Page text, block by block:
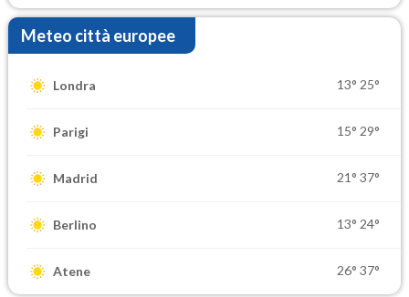
Meteo città europee
Londra 13° 25°
Parigi 15° 29°
Madrid 21° 37°
Berlino 13° 24°
Atene 26° 37°